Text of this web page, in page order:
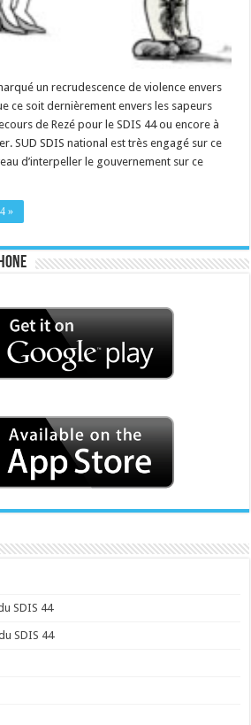
un recrudescence de violence envers
ce soit dernièrement envers les sapeurs
de Rezé pour le SDIS 44 ou encore à
SUD SDIS national est très engagé sur ce
d’interpeller le gouvernement sur ce
»
SDIS 44
SDIS 44